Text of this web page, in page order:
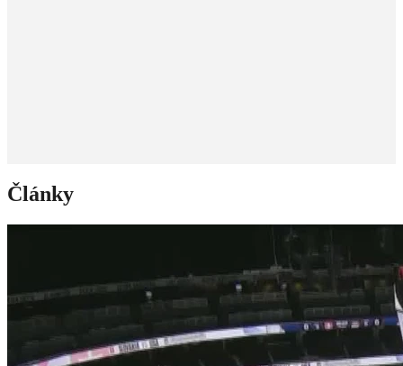
Články